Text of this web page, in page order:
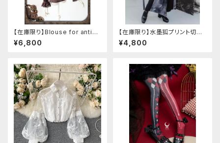
【在庫限り】Blouse for antiqu
e automaton
¥6,800
【在庫限り】水墨狐プリント切替
サイドバックルワイドパンツ（Lサ
イズ
¥4,800